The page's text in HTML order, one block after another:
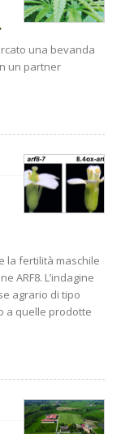
una bevanda
un partner
la fertilità maschile
ARF8. L’indagine
agrario di tipo
a quelle prodotte